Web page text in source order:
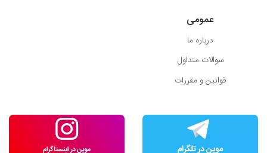
عمومی
درباره ما
سوالات متداول
قوانین و مقررات